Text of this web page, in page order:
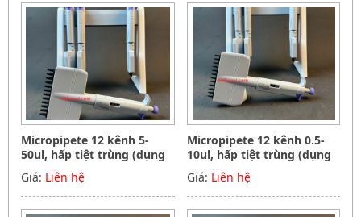
Micropipete 12 kênh 5-
50ul, hấp tiệt trùng (dụng
cụ hút mẫu, chất lỏng),
Hãng Phoenix instrument
Germany
Giá: Liên hệ
Micropipete 12 kênh 0.5-
10ul, hấp tiệt trùng (dụng
cụ hút mẫu, chất lỏng),
Hãng Phoenix instrument
Germany
Giá: Liên hệ